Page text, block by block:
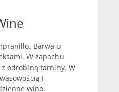
Barwa o
W zapachu
odrobiną tarniny. W
i
wino.